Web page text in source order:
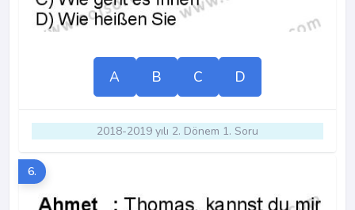
A B C D
2018-2019 yılı 2. Dönem 1. Soru
6.